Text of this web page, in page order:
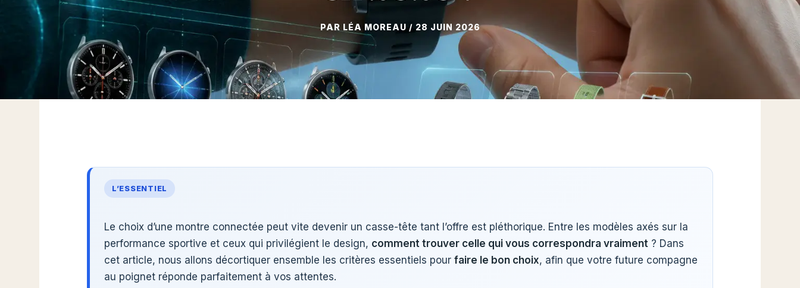
28 JUIN 2026
L’ESSENTIEL
Le choix d’une montre connectée peut vite devenir un casse-tête tant l’offre est pléthorique. Entre les modèles axés sur la
performance sportive et ceux qui privilégient le design, comment trouver celle qui vous correspondra vraiment ? Dans
cet article, nous allons décortiquer ensemble les critères essentiels pour faire le bon choix, afin que votre future compagne
au poignet réponde parfaitement à vos attentes.